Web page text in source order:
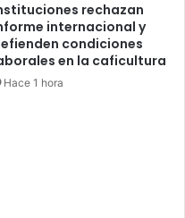
rechazan
internacional y
condiciones
en la caficultura
Hace 1 hora